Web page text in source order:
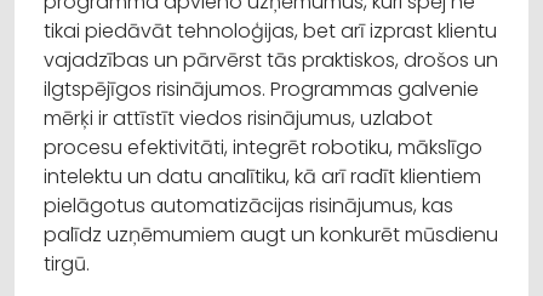
tikai piedāvāt tehnoloģijas, bet arī izprast klientu
vajadzības un pārvērst tās praktiskos, drošos un
ilgtspējīgos risinājumos. Programmas galvenie
mērķi ir attīstīt viedos risinājumus, uzlabot
procesu efektivitāti, integrēt robotiku, mākslīgo
intelektu un datu analītiku, kā arī radīt klientiem
pielāgotus automatizācijas risinājumus, kas
palīdz uzņēmumiem augt un konkurēt mūsdienu
tirgū.